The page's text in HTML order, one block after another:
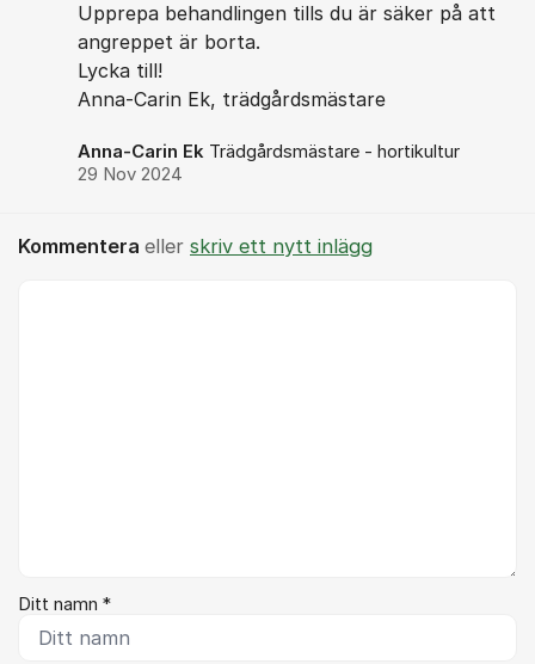
Upprepa behandlingen tills du är säker på att
angreppet är borta.
Lycka till!
Anna-Carin Ek, trädgårdsmästare
Anna-Carin Ek Trädgårdsmästare - hortikultur
29 Nov 2024
Kommentera eller skriv ett nytt inlägg
Ditt namn *